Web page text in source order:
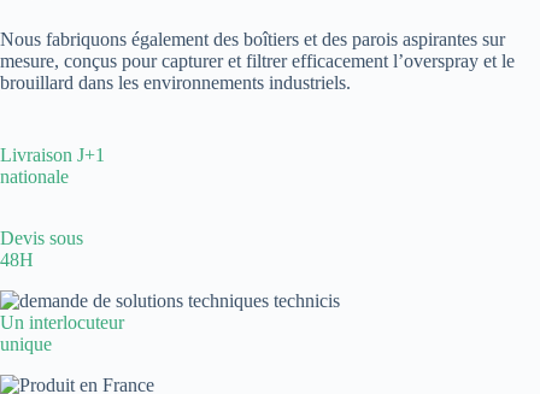
Nous fabriquons également des boîtiers et des parois aspirantes sur
mesure, conçus pour capturer et filtrer efficacement l’overspray et le
brouillard dans les environnements industriels.
Livraison J+1
nationale
Devis sous
48H
Un interlocuteur
unique